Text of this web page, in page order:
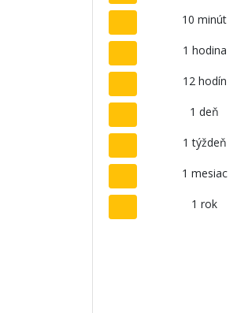
10 minút
1 hodina
12 hodín
1 deň
1 týždeň
1 mesiac
1 rok